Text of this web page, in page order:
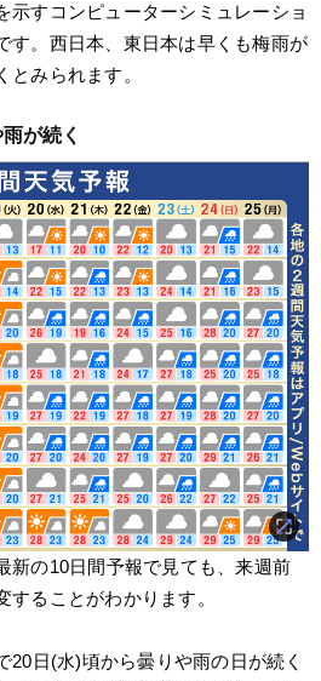
示すコンピューターシミュレーショ
す。西日本、東日本は早くも梅雨が
みられます。
が続く
新の10日間予報で見ても、来週前
ることがわかります。
20日(水)頃から曇りや雨の日が続く